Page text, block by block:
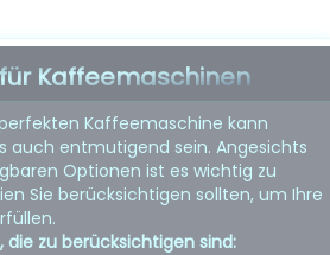
Kaffeemaschinen
Kaffeemaschine kann
auch entmutigend sein. Angesichts
Optionen ist es wichtig zu
Sie berücksichtigen sollten, um Ihre
die zu berücksichtigen sind: